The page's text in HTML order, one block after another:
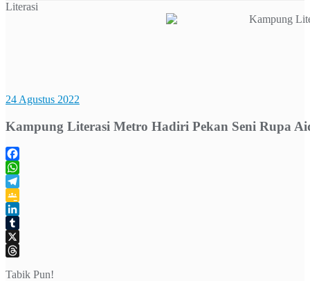
Literasi
24 Agustus 2022
Kampung Literasi Metro Hadiri Pekan Seni Rupa
Facebook
WhatsApp
Telegram
Google
Classroom
LinkedIn
Tumblr
X
Tabik Pun!